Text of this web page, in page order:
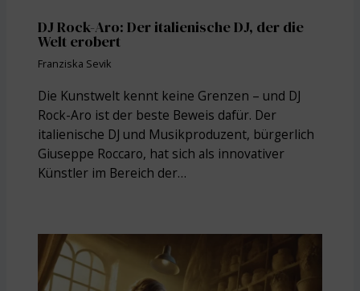
DJ Rock-Aro: Der italienische DJ, der die
Welt erobert
Franziska Sevik
Die Kunstwelt kennt keine Grenzen – und DJ
Rock-Aro ist der beste Beweis dafür. Der
italienische DJ und Musikproduzent, bürgerlich
Giuseppe Roccaro, hat sich als innovativer
Künstler im Bereich der…